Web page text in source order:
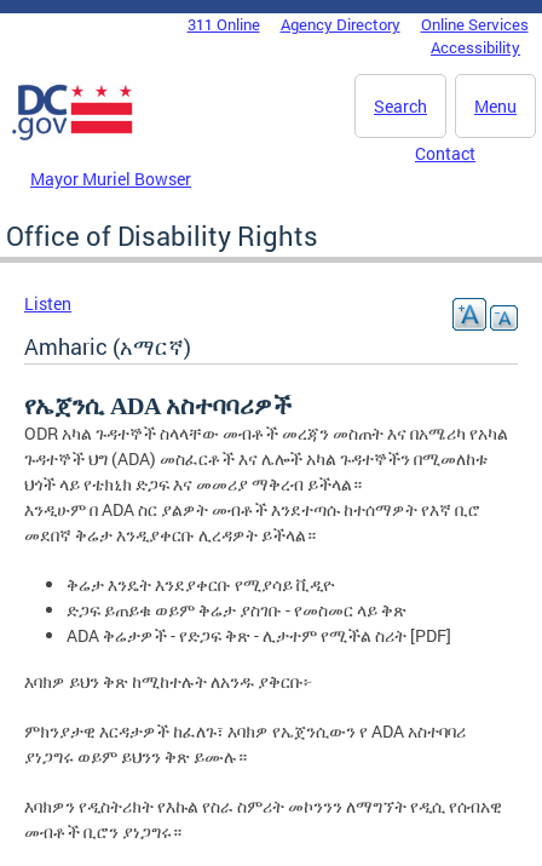
Skip to main content
DC Agency Top Menu311 Online Agency Directory
Online Services
Accessibility
Menu
Search
Mayor Muriel Bowser
Contact
Office of Disability Rights
Listen
Amharic (አማርኛ)
የኤጀንሲ ADA አስተባባሪዎች
ODR አካል ጉዳተኞች ስላላቸው መብቶች መረጃን መስጠት እና በአሜሪካ የአካል
ጉዳተኞች ህግ (ADA) መስፈርቶች እና ሌሎች አካል ጉዳተኞችን በሚመለከቱ
ህጎች ላይ የቴክኒክ ድጋፍ እና መመሪያ ማቅረብ ይችላል።
እንዲሁም በ ADA ስር ያልዎት መብቶች እንደተጣሱ ከተሰማዎት የእኛ ቢሮ
መደበኛ ቅሬታ እንዲያቀርቡ ሊረዳዎት ይችላል።
ቅሬታ እንዴት እንደያቀርቡ የሚያሳይ ቪዲዮ
ድጋፍ ይጠይቁ ወይም ቅሬታ ያስገቡ - የመስመር ላይ ቅጽ
ADA ቅሬታዎች - የድጋፍ ቅጽ - ሊታተም የሚችል ስሪት [PDF]
እባክዎ ይህን ቅጽ ከሚከተሉት ለአንዱ ያቅርቡ፦
ምክንያታዊ እርዳታዎች ከፈለጉ፣ እባክዎ የኤጀንሲውን የ ADA አስተባባሪ
ያነጋግሩ ወይም ይህንን ቅጽ ይሙሉ።
እባክዎን የዲስትሪክት የእኩል የስራ ስምሪት መኮንንን ለማግኘት የዲሲ የሰብአዊ
መብቶች ቢሮን ያነጋግሩ።